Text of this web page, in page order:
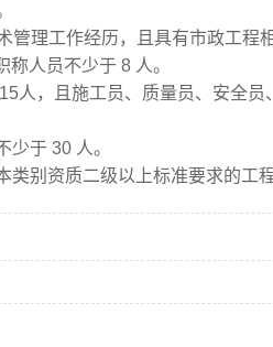
管理工作经历，且具有市政工程
称人员不少于 8 人。
人，且施工员、质量员、安全
少于 30 人。
类别资质二级以上标准要求的工